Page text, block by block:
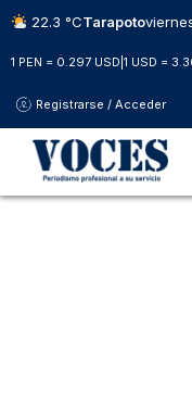
22.3 °CTarapoto
1 PEN = 0.297 USD 1 USD =
Registrarse / Acceder